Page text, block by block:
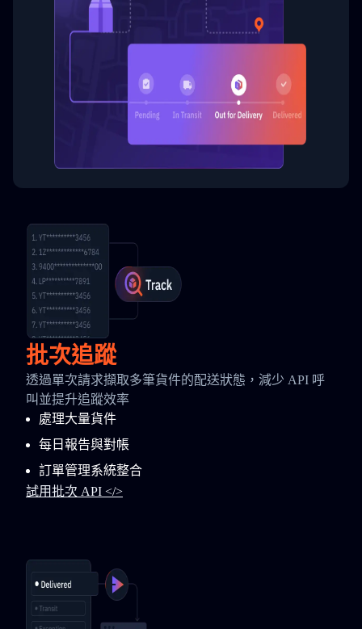
批次追蹤
透過單次請求擷取多筆貨件的配送狀態，減少 API 呼
叫並提升追蹤效率
處理大量貨件
每日報告與對帳
訂單管理系統整合
試用批次 API </>